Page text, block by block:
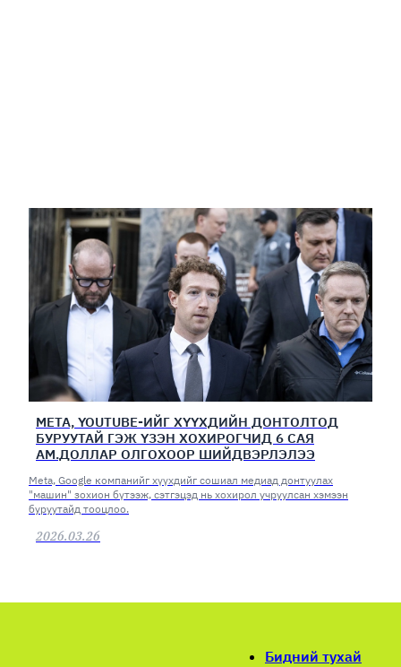
META, YOUTUBE-ИЙГ ХҮҮХДИЙН ДОНТОЛТОД
БУРУУТАЙ ГЭЖ ҮЗЭН ХОХИРОГЧИД 6 САЯ
АМ.ДОЛЛАР ОЛГОХООР ШИЙДВЭРЛЭЛЭЭ
Meta, Google компанийг хүүхдийг сошиал медиад донтуулах
"машин" зохион бүтээж, сэтгэцэд нь хохирол учруулсан хэмээн
буруутайд тооцлоо.
2026.03.26
Бидний тухай